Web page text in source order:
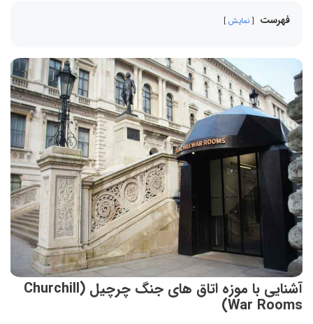
فهرست نمایش
آشنایی با موزه اتاق های جنگ چرچیل (Churchill
War Rooms)